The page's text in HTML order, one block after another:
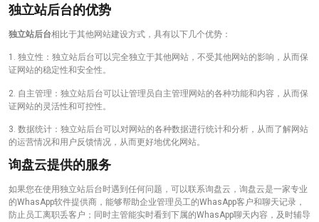
独立站后台的优势
独立站后台相比于其他网站建设方式，具有以下几个优势：
1. 独立性：独立站后台可以完全独立于其他网站，不受其他网站的影响，从而保
证网站的稳定性和安全性。
2. 自主管理：独立站后台可以让管理员自主管理网站的各种功能和内容，从而保
证网站的灵活性和可控性。
3. 数据统计：独立站后台可以对网站的各种数据进行统计和分析，从而了解网站
的运营情况和用户反馈情况，从而更好地优化网站。
询盘云提供的服务
如果您在使用独立站后台时遇到任何问题，可以联系询盘云，询盘云是一家专业
的WhasApp软件提供商，能够帮助企业管理员工的WhasApp客户和聊天记录，
防止员工离职丢客户；同时主管能实时看到下属的WhasApp聊天内容，及时辅导